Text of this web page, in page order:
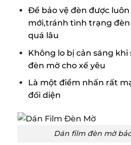
Để bảo vệ đèn được
mới,tránh tình trạng
quá lâu
Không lo bị cản sáng
đèn mờ cho xế yêu
Là một điểm nhấn rất
đối diện
Dán film đèn mờ